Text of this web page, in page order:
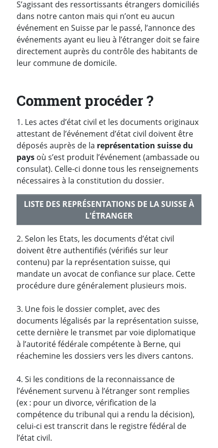
S’agissant des ressortissants étrangers domiciliés
dans notre canton mais qui n’ont eu aucun
événement en Suisse par le passé, l’annonce des
événements ayant eu lieu à l’étranger doit se faire
directement auprès du contrôle des habitants de
leur commune de domicile.
Comment procéder ?
1. Les actes d’état civil et les documents originaux
attestant de l’événement d’état civil doivent être
déposés auprès de la représentation suisse du
pays où s’est produit l’événement (ambassade ou
consulat). Celle-ci donne tous les renseignements
nécessaires à la constitution du dossier.
LISTE DES REPRÉSENTATIONS DE LA SUISSE À
L'ÉTRANGER
2. Selon les Etats, les documents d’état civil
doivent être authentifiés (vérifiés sur leur
contenu) par la représentation suisse, qui
mandate un avocat de confiance sur place. Cette
procédure dure généralement plusieurs mois.
3. Une fois le dossier complet, avec des
documents légalisés par la représentation suisse,
cette dernière le transmet par voie diplomatique
à l’autorité fédérale compétente à Berne, qui
réachemine les dossiers vers les divers cantons.
4. Si les conditions de la reconnaissance de
l’événement survenu à l’étranger sont remplies
(ex : pour un divorce, vérification de la
compétence du tribunal qui a rendu la décision),
celui-ci est transcrit dans le registre fédéral de
l’état civil.